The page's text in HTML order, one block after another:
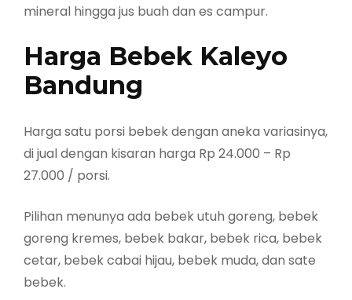
mineral hingga jus buah dan es campur.
Harga Bebek Kaleyo
Bandung
Harga satu porsi bebek dengan aneka variasinya,
di jual dengan kisaran harga Rp 24.000 – Rp
27.000 / porsi.
Pilihan menunya ada bebek utuh goreng, bebek
goreng kremes, bebek bakar, bebek rica, bebek
cetar, bebek cabai hijau, bebek muda, dan sate
bebek.